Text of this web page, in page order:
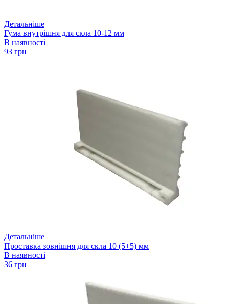
Детальніше
Гума внутрішня для скла 10-12 мм
В наявності
93 грн
Детальніше
Проставка зовнішня для скла 10 (5+5) мм
В наявності
36 грн